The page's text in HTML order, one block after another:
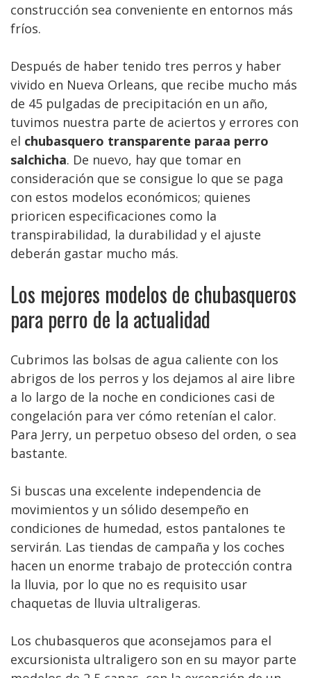
construcción sea conveniente en entornos más
fríos.
Después de haber tenido tres perros y haber
vivido en Nueva Orleans, que recibe mucho más
de 45 pulgadas de precipitación en un año,
tuvimos nuestra parte de aciertos y errores con
el chubasquero transparente paraa perro
salchicha. De nuevo, hay que tomar en
consideración que se consigue lo que se paga
con estos modelos económicos; quienes
prioricen especificaciones como la
transpirabilidad, la durabilidad y el ajuste
deberán gastar mucho más.
Los mejores modelos de chubasqueros
para perro de la actualidad
Cubrimos las bolsas de agua caliente con los
abrigos de los perros y los dejamos al aire libre
a lo largo de la noche en condiciones casi de
congelación para ver cómo retenían el calor.
Para Jerry, un perpetuo obseso del orden, o sea
bastante.
Si buscas una excelente independencia de
movimientos y un sólido desempeño en
condiciones de humedad, estos pantalones te
servirán. Las tiendas de campaña y los coches
hacen un enorme trabajo de protección contra
la lluvia, por lo que no es requisito usar
chaquetas de lluvia ultraligeras.
Los chubasqueros que aconsejamos para el
excursionista ultraligero son en su mayor parte